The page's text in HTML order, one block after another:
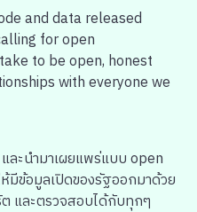
and data released
for open
to be open, honest
with everyone we
และนำมาเผยแพร่แบบ open
มีข้อมูลเปิดของรัฐออกมาด้วย
ต และตรวจสอบได้กับทุกๆ